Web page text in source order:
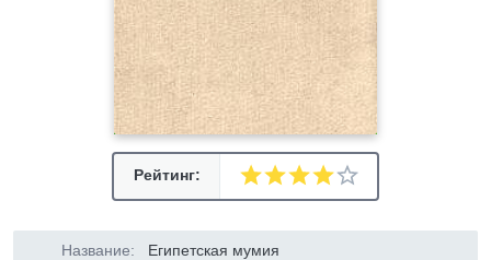
Рейтинг:
Название: Египетская мумия